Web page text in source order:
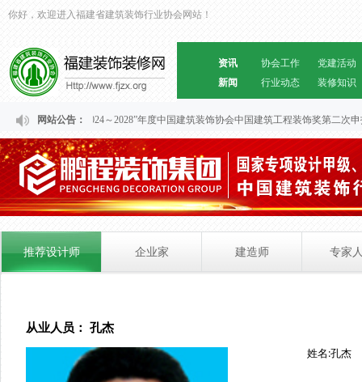
你好，欢迎进入福建省建筑装饰行业协会网站！
资讯
新闻
协会工作
党建活动
行业动态
装修知识
网站公告：
关于福建省“2024～2028”年度中国建筑装饰协会中国建筑工程装饰奖第二次申
推荐设计师 企业家 建造师 专家
从业人员： 孔杰
姓